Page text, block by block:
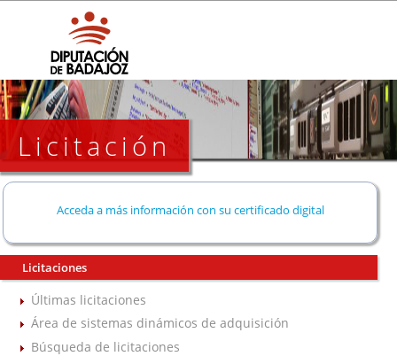
Licitación
Acceda a más información con su certificado digital
Licitaciones
Últimas licitaciones
Área de sistemas dinámicos de adquisición
Búsqueda de licitaciones